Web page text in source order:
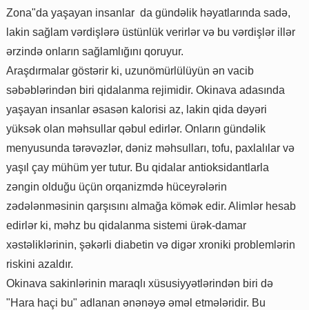
Zona"da yaşayan insanlar da gündəlik həyatlarında sadə,
lakin sağlam vərdişlərə üstünlük verirlər və bu vərdişlər illər
ərzində onların sağlamlığını qoruyur.
Araşdırmalar göstərir ki, uzunömürlülüyün ən vacib
səbəblərindən biri qidalanma rejimidir. Okinava adasında
yaşayan insanlar əsasən kalorisi az, lakin qida dəyəri
yüksək olan məhsullar qəbul edirlər. Onların gündəlik
menyusunda tərəvəzlər, dəniz məhsulları, tofu, paxlalılar və
yaşıl çay mühüm yer tutur. Bu qidalar antioksidantlarla
zəngin olduğu üçün orqanizmdə hüceyrələrin
zədələnməsinin qarşısını almağa kömək edir. Alimlər hesab
edirlər ki, məhz bu qidalanma sistemi ürək-damar
xəstəliklərinin, şəkərli diabetin və digər xroniki problemlərin
riskini azaldır.
Okinava sakinlərinin maraqlı xüsusiyyətlərindən biri də
"Hara haçi bu" adlanan ənənəyə əməl etmələridir. Bu